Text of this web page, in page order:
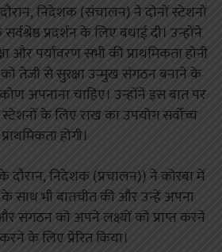
निदेशक (संचालन) ने दोनों स्टेशनों
प्रदर्शन के लिए बधाई दी। उन्होंने
और पर्यावरण सभी की प्राथमिकता होनी
तेजी से सुरक्षा उन्मुख संगठन बनाने के
अपनाना चाहिए। उन्होंने इस बात पर
स्टेशनों के लिए राख का उपयोग सर्वोच्च
प्राथमिकता होगी।
दौरान, निदेशक (प्रचालन)) ने कोरबा में
के साथ भी बातचीत की और उन्हें अपना
संगठन को अपने लक्ष्यों को प्राप्त करने
के लिए प्रेरित किया।